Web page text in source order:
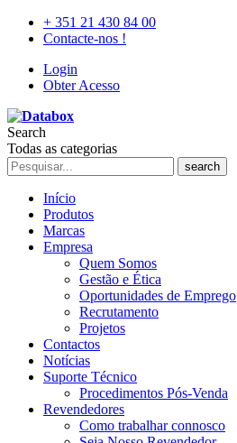
+ 351 21 430 84 00
Contacte-nos !
Login
Obter Acesso
Search
Todas as categorias
search
Início
Produtos
Marcas
Empresa
Quem Somos
Gestão e Ética
Oportunidades de Emprego
Recrutamento
Projetos
Contactos
Notícias
Suporte Técnico
Procedimentos Pós-Venda
Revendedores
Como trabalhar connosco